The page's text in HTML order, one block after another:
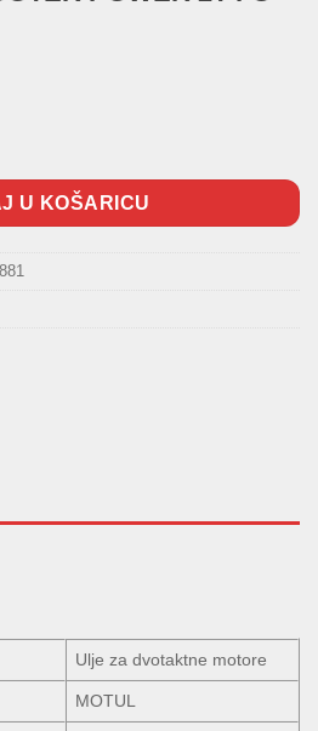
2T FC 1L količina
U KOŠARICU
Ulje za dvotaktne motore
MOTUL